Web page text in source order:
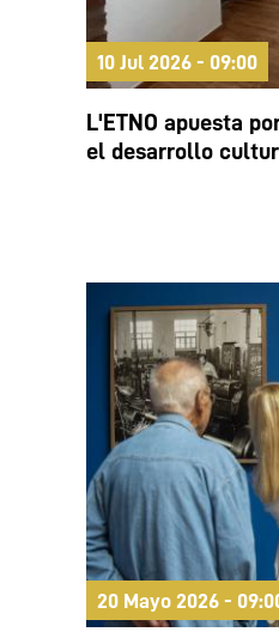
10 Jul 2026 - 09:00
L'ETNO apuesta
el desarrollo
20 Mayo 2026 -